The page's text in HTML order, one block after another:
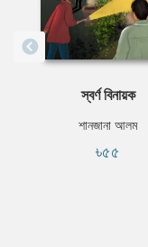
স্বর্ণ বিনায়ক
শানজানা আলম
৳৫৫